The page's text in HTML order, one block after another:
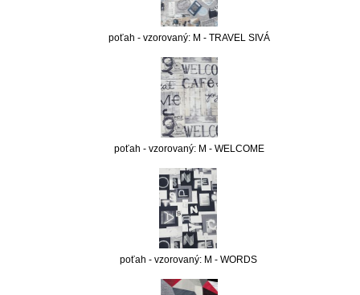
poťah - vzorovaný: M - TRAVEL SIVÁ
poťah - vzorovaný: M - WELCOME
poťah - vzorovaný: M - WORDS